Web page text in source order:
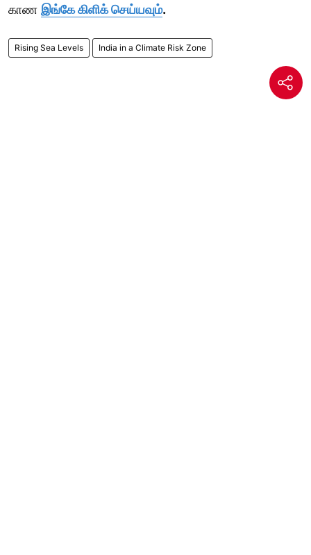
காண இங்கே கிளிக் செய்யவும்.
Rising Sea Levels India in a Climate Risk Zone